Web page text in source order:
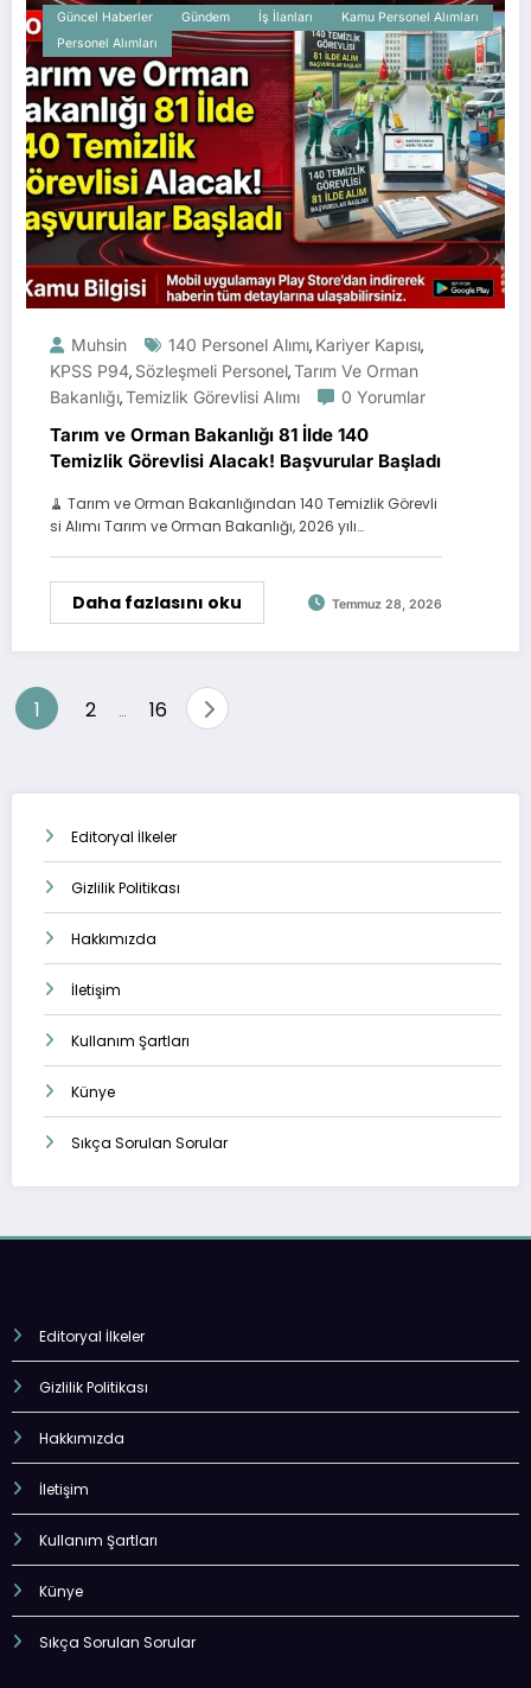
Güncel Haberler Gündem İş İlanları
Kamu Personel Alımları
Personel Alımları
Muhsin 140 Personel Alımı, Kariyer Kapısı,
KPSS P94, Sözleşmeli Personel,Tarım Ve Orman
Bakanlığı,Temizlik Görevlisi Alımı 0 Yorumlar
Tarım ve Orman Bakanlığı 81 İlde 140
Temizlik Görevlisi Alacak! Başvurular Başladı
🧹 Tarım ve Orman Bakanlığından 140 Temizlik Görevli
si Alımı Tarım ve Orman Bakanlığı, 2026 yılı…
Daha fazlasını oku Temmuz 28, 2026
Yazı
1 2 … 16
Editoryal İlkeler
Gizlilik Politikası
Hakkımızda
İletişim
Kullanım Şartları
Künye
Sıkça Sorulan Sorular
Editoryal İlkeler
Gizlilik Politikası
Hakkımızda
İletişim
Kullanım Şartları
Künye
Sıkça Sorulan Sorular